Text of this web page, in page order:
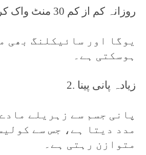
روزانہ کم از کم 30 منٹ واک کریں۔
یوگا اور سائیکلنگ بھی
ہوسکتی ہے۔
2. زیادہ پانی پینا
پانی جسم سے زہریلے
مدد دیتا ہے، جس سے
متوازن رہتی ہے۔